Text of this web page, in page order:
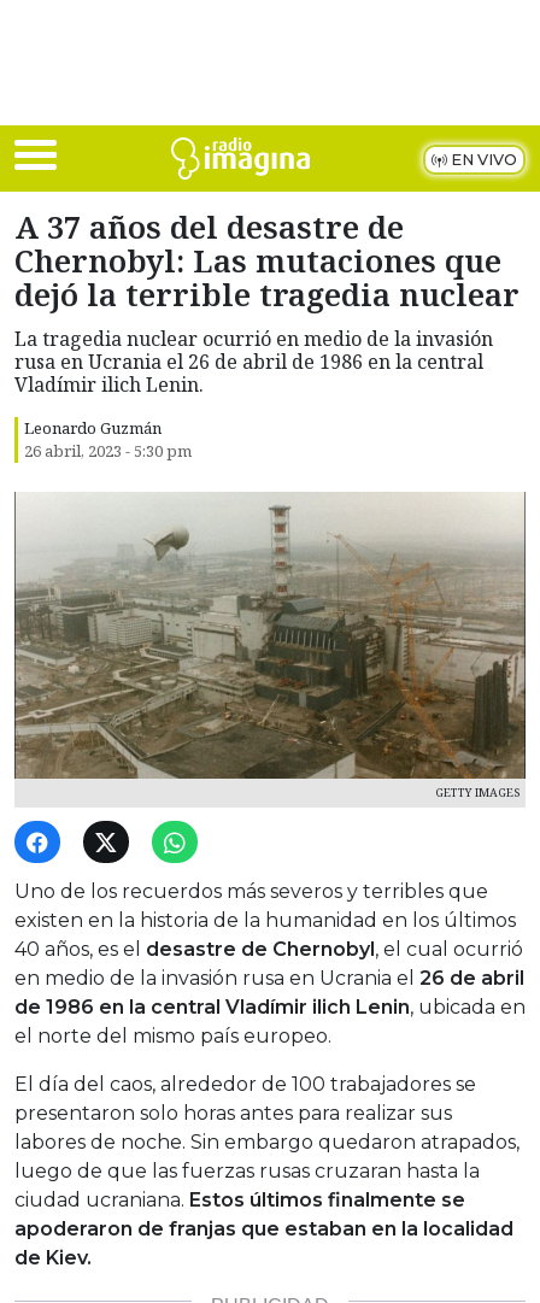
EN VIVO
A 37 años del desastre de
Chernobyl: Las mutaciones que
dejó la terrible tragedia nuclear
La tragedia nuclear ocurrió en medio de la invasión
rusa en Ucrania el 26 de abril de 1986 en la central
Vladímir ilich Lenin.
Leonardo Guzmán
26 abril, 2023 - 5:30 pm
GETTY IMAGES
Uno de los recuerdos más severos y terribles que
existen en la historia de la humanidad en los últimos
40 años, es el desastre de Chernobyl , el cual ocurrió
en medio de la invasión rusa en Ucrania el 26 de abril
de 1986 en la central Vladímir ilich Lenin, ubicada en
el norte del mismo país europeo.
El día del caos, alrededor de 100 trabajadores se
presentaron solo horas antes para realizar sus
labores de noche. Sin embargo quedaron atrapados,
luego de que las fuerzas rusas cruzaran hasta la
ciudad ucraniana. Estos últimos finalmente se
apoderaron de franjas que estaban en la localidad
de Kiev.